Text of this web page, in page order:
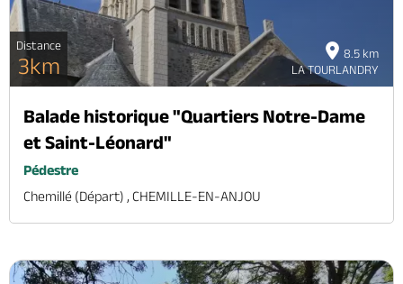
8.5 km
LA TOURLANDRY
Distance
3km
Balade historique "Quartiers Notre-Dame
et Saint-Léonard"
Pédestre
Chemillé (départ) , CHEMILLE-EN-ANJOU